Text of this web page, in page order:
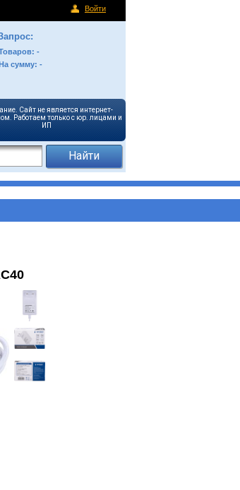
Войти
-
сумму: -
Сайт не является интернет-
Работаем только с юр. лицами и
ИП